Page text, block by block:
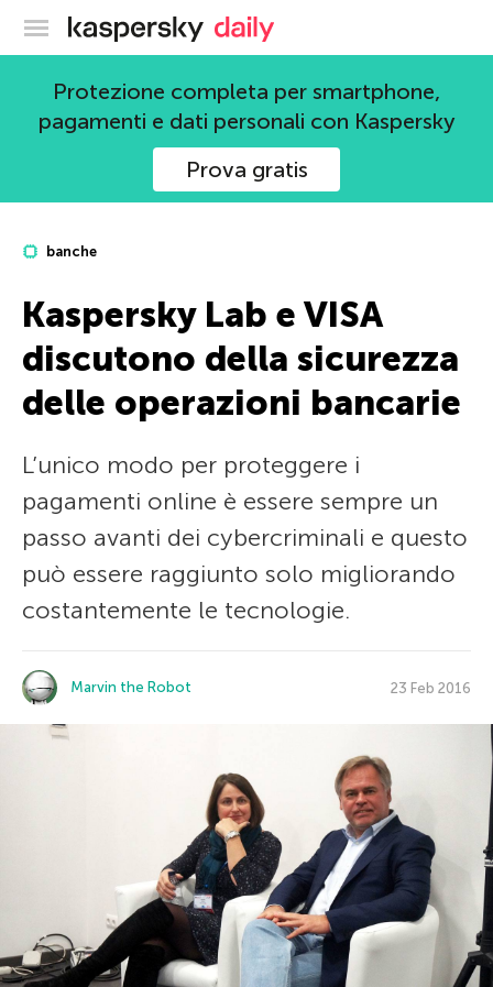
Blog ufficiale di Kaspersky
Protezione completa per smartphone,
pagamenti e dati personali con Kaspersky
Prova gratis
banche
Kaspersky Lab e VISA
discutono della sicurezza
delle operazioni bancarie
L’unico modo per proteggere i
pagamenti online è essere sempre un
passo avanti dei cybercriminali e questo
può essere raggiunto solo migliorando
costantemente le tecnologie.
Marvin the Robot 23 Feb 2016